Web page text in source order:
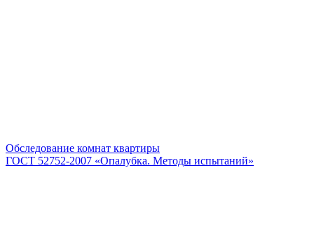
Обследование комнат квартиры
ГОСТ 52752-2007 «Опалубка. Методы испытаний»